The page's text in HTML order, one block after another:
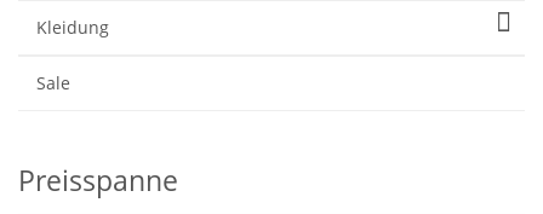
Kleidung
Sale
Preisspanne